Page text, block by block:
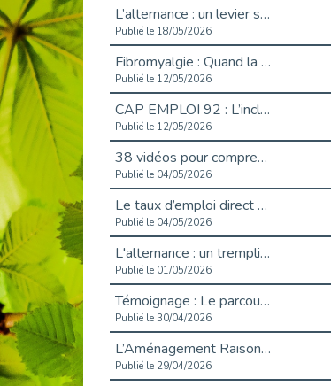
L’alternance : un levier stratégique pour recruter et inclure durablement
Publié le 18/05/2026
Fibromyalgie : Quand la douleur invisible s’invite au bureau
Publié le 12/05/2026
CAP EMPLOI 92 : L’inclusion portée à son sommet, bien au-delà des quotas
Publié le 12/05/2026
38 vidéos pour comprendre et agir durablement
Publié le 04/05/2026
Le taux d’emploi direct dans la fonction publique dépasse 6 % en 2025
Publié le 04/05/2026
L'alternance : un tremplin vers l'emploi aussi pour les personnes en situation de handicap
Publié le 01/05/2026
Témoignage : Le parcours de Marc, 44 ans
Publié le 30/04/2026
L’Aménagement Raisonnable : Un Levier pour l’Équité
Publié le 29/04/2026